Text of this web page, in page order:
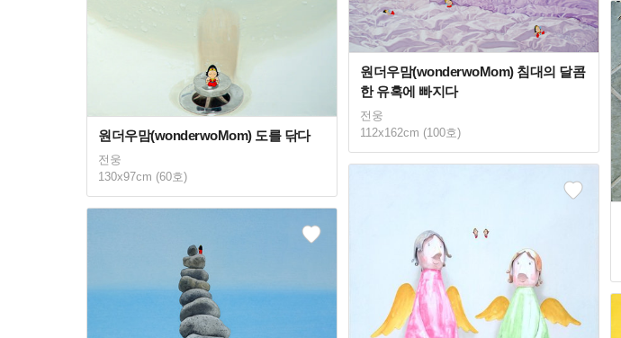
원더우맘(wonderwoMom) 도를 닦다
전웅
130x97cm (60호)
원더우맘(wonderwoMom) 침대의 달콤
한 유혹에 빠지다
전웅
112x162cm (100호)